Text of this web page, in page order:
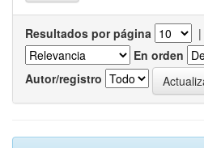
Resultados por página |
En orden
Autor/registro